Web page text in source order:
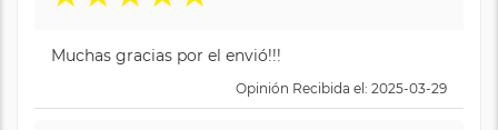
Muchas gracias por el envió!!!
Opinión Recibida el: 2025-03-29